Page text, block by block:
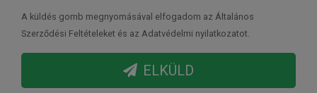
A küldés gomb megnyomásával elfogadom az Általános
Szerződési Feltételeket és az Adatvédelmi nyilatkozatot.
ELKÜLD